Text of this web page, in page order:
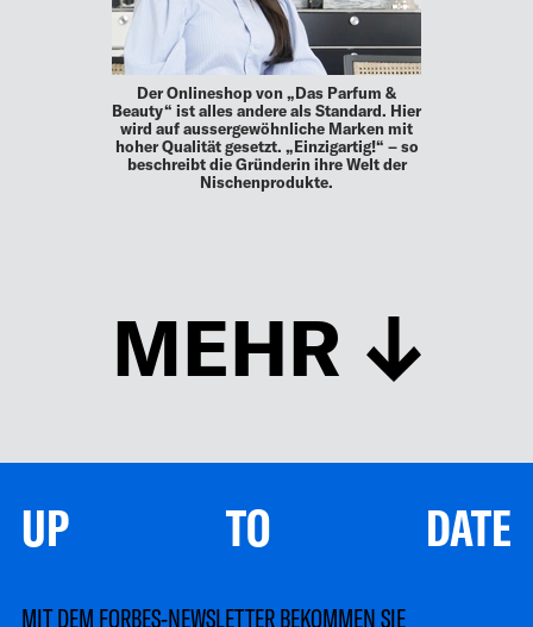
Der Onlineshop von „Das Parfum &
Beauty“ ist alles andere als Standard. Hier
wird auf aussergewöhnliche Marken mit
hoher Qualität gesetzt. „Einzigartig!“ – so
beschreibt die Gründerin ihre Welt der
Nischenprodukte.
MEHR
UP TO DATE
MIT DEM FORBES-NEWSLETTER BEKOMMEN SIE